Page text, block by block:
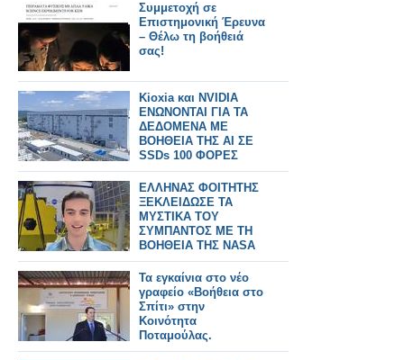
Συμμετοχή σε
Επιστημονική Έρευνα
– Θέλω τη βοήθειά
σας!
Kioxia και NVIDIA
ΕΝΩΝΟΝΤΑΙ ΓΙΑ ΤΑ
ΔΕΔΟΜΕΝΑ ΜΕ
ΒΟΗΘΕΙΑ ΤΗΣ AI ΣΕ
SSDs 100 ΦΟΡΕΣ
ΤΑΧΥΤΕΡΟΥΣ ΤΟ
2027
ΕΛΛΗΝΑΣ ΦΟΙΤΗΤΗΣ
ΞΕΚΛΕΙΔΩΣΕ ΤΑ
ΜΥΣΤΙΚΑ ΤΟΥ
ΣΥΜΠΑΝΤΟΣ ΜΕ ΤΗ
ΒΟΗΘΕΙΑ ΤΗΣ NASA
Τα εγκαίνια στο νέο
γραφείο «Βοήθεια στο
Σπίτι» στην
Κοινότητα
Ποταμούλας.